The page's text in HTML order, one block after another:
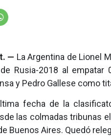
— La Argentina de Lionel
Rusia-2018 al
y Pedro Gallese como
fecha de la
las colmadas tribunas
Buenos Aires. Quedó